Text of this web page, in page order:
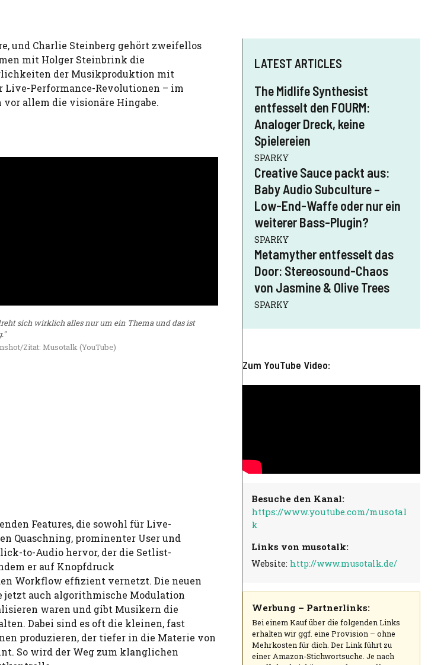
und Charlie Steinberg gehört zweifellos
mit Holger Steinbrink die
der Musikproduktion mit
Live-Performance-Revolutionen – im
allem die visionäre Hingabe.
sich wirklich alles nur um ein Thema und das ist
Zitat: Musotalk (YouTube)
Features, die sowohl für Live-
Quaschning, prominenter User und
to-Audio hervor, der die Setlist-
er auf Knopfdruck
Workflow effizient vernetzt. Die neuen
jetzt auch algorithmische Modulation
waren und gibt Musikern die
Dabei sind es oft die kleinen, fast
produzieren, der tiefer in die Materie von
So wird der Weg zum klanglichen
LATEST ARTICLES
The Midlife Synthesist
entfesselt den FOURM:
Analoger Dreck, keine
Spielereien
SPARKY
Creative Sauce packt aus:
Baby Audio Subculture –
Low-End-Waffe oder nur ein
weiterer Bass-Plugin?
SPARKY
Metamyther entfesselt das
Door: Stereosound-Chaos
von Jasmine & Olive Trees
SPARKY
Zum YouTube Video:
Besuche den Kanal:
https://www.youtube.com/musotal
k
Links von musotalk:
Website: http://www.musotalk.de/
Werbung – Partnerlinks:
Bei einem Kauf über die folgenden Links
erhalten wir ggf. eine Provision – ohne
Mehrkosten für dich. Der Link führt zu
einer Amazon-Stichwortsuche. Je nach